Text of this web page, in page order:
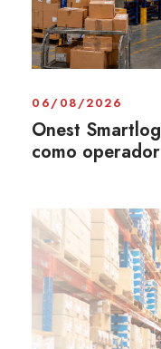
06/08/2026
Onest
como